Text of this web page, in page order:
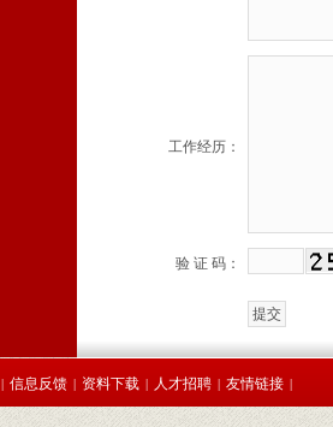
工作经历：
验 证 码：
| 信息反馈 | 资料下载 | 人才招聘 | 友情链接 |